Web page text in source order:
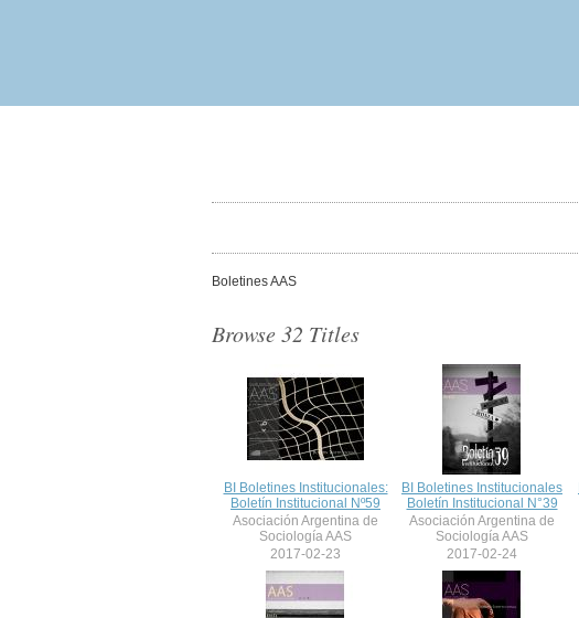
Boletines AAS
Browse 32 Titles
BI Boletines Institucionales:
Boletín Institucional Nº59
Asociación Argentina de
Sociología AAS
2017-02-23
BI Boletines Institucionales
Boletín Institucional N°39
Asociación Argentina de
Sociología AAS
2017-02-24